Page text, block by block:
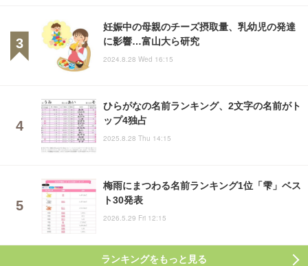
妊娠中の母親のチーズ摂取量、乳幼児の発達
に影響…富山大ら研究
2024.8.28 Wed 16:15
ひらがなの名前ランキング、2文字の名前がト
ップ4独占
2025.8.28 Thu 14:15
梅雨にまつわる名前ランキング1位「雫」ベス
ト30発表
2026.5.29 Fri 12:15
ランキングをもっと見る